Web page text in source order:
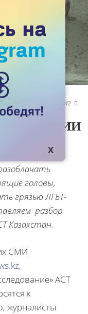
7042 
КОМПАНИИ
головы,
грязью ЛГБТ-
разбор
Казахстан.
СМИ
,
АСТ
к
журналисты